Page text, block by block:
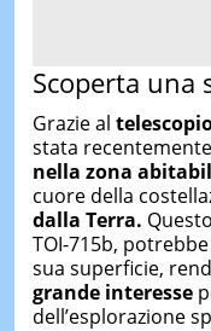
Scoperta una
Grazie al
stata
nella zona
cuore della
dalla Terra.
TOI-715b, potrebbe
sua superficie,
grande interesse
dell’esplorazione